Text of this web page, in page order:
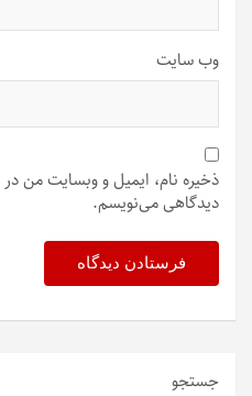
وب‌ سایت
ذخیره نام، ایمیل و وبسایت من در
دیدگاهی می‌نویسم.
جستجو